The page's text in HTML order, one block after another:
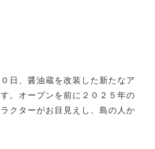
日、醤油蔵を改装した新たなア
。オープンを前に２０２５年の
クターがお目見えし、島の人か